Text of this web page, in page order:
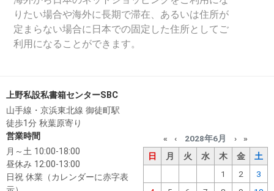
りたい場合や海外に長期で滞在、あるいは住所が
定まらない場合に日本での固定した住所としてご
利用になることができます。
上野私設私書箱センターSBC
山手線・京浜東北線 御徒町駅
徒歩1分 秋葉原寄り
営業時間
月～土 10:00-18:00
昼休み 12:00-13:00
日祝 休業（カレンダーに赤字表
« ‹ 2028年6月 ›
»
日
月 火 水 木 金
土
1
2
3